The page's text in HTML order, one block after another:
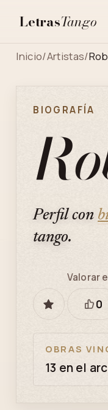
LetrasTango
Inicio/Artistas/
BIOGRAFÍA
Perfil con
tango.
GUARDAR
Valorar
0
OBRAS
13 en el